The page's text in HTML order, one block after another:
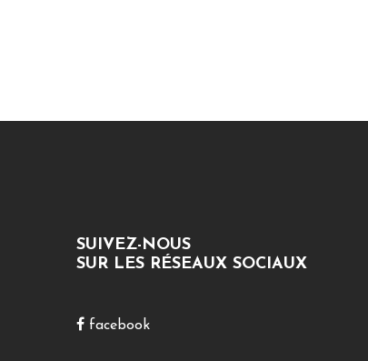
SUIVEZ-NOUS
SUR LES RÉSEAUX SOCIAUX
facebook